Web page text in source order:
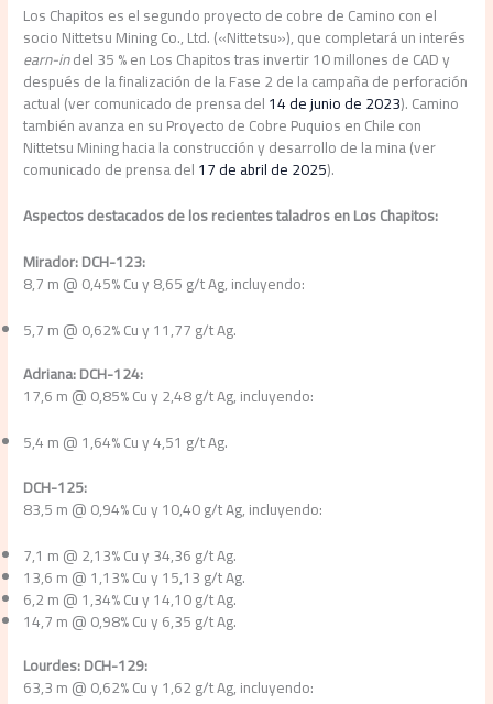
Los Chapitos es el segundo proyecto de cobre de Camino con el
socio Nittetsu Mining Co., Ltd. («Nittetsu»), que completará un interés
earn-indel 35 % en Los Chapitos tras invertir 10 millones de CAD y
después de la finalización de la Fase 2 de la campaña de perforación
actual (ver comunicado de prensa del14 de junio de 2023). Camino
también avanza en su Proyecto de Cobre Puquios en Chile con
Nittetsu Mining hacia la construcción y desarrollo de la mina (ver
comunicado de prensa del17 de abril de 2025).
Aspectos destacados de los recientes taladros en Los Chapitos:
Mirador: DCH-123:
8,7 m @ 0,45% Cu y 8,65 g/t Ag, incluyendo:
5,7 m @ 0,62% Cu y 11,77 g/t Ag.
Adriana: DCH-124:
17,6 m @ 0,85% Cu y 2,48 g/t Ag, incluyendo:
5,4 m @ 1,64% Cu y 4,51 g/t Ag.
DCH-125:
83,5 m @ 0,94% Cu y 10,40 g/t Ag, incluyendo:
7,1 m @ 2,13% Cu y 34,36 g/t Ag.
13,6 m @ 1,13% Cu y 15,13 g/t Ag.
6,2 m @ 1,34% Cu y 14,10 g/t Ag.
14,7 m @ 0,98% Cu y 6,35 g/t Ag.
Lourdes: DCH-129:
63,3 m @ 0,62% Cu y 1,62 g/t Ag, incluyendo: